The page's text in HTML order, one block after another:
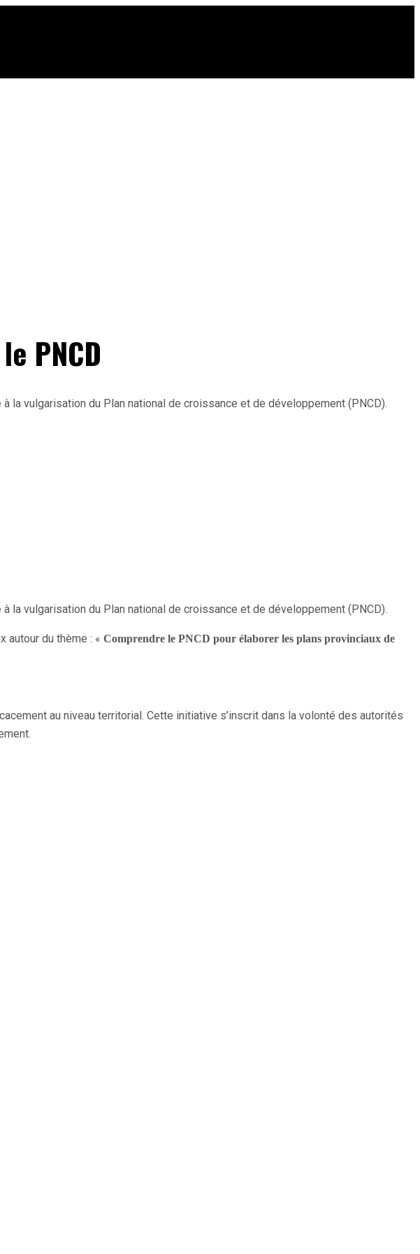
PNCD
la vulgarisation du Plan national de croissance et de développement (PNCD).
la vulgarisation du Plan national de croissance et de développement (PNCD).
autour du thème : « Comprendre le PNCD pour élaborer les plans provinciaux de
au niveau territorial. Cette initiative s’inscrit dans la volonté des autorités